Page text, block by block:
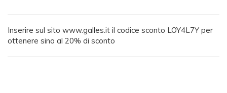
Inserire sul sito www.galles.it il codice sconto LOY4L7Y per
ottenere sino al 20% di sconto